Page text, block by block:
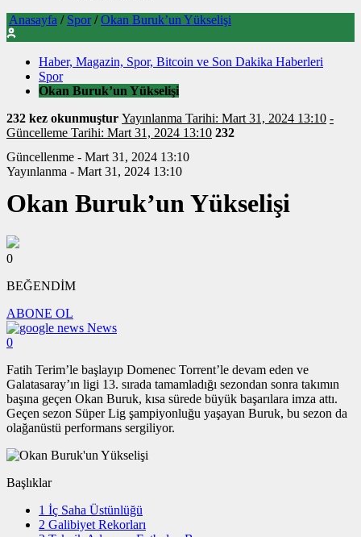
Anasayfa / Spor / Okan Buruk’un Yükselişi
Haber, Magazin, Spor, Bitcoin ve Son Dakika Haberleri
Spor
Okan Buruk’un Yükselişi
232 kez okunmuştur Yayınlanma Tarihi: Mart 31, 2024 13:10 -
Güncelleme Tarihi: Mart 31, 2024 13:10 232
Güncellenme - Mart 31, 2024 13:10
Yayınlanma - Mart 31, 2024 13:10
Okan Buruk’un Yükselişi
0
BEĞENDİM
ABONE OL
News
0
Fatih Terim’le başlayıp Domenec Torrent’le devam eden ve
Galatasaray’ın ligi 13. sırada tamamladığı sezondan sonra takımın
başına geçen Okan Buruk, kısa sürede büyük başarılara imza attı.
Geçen sezon Süper Lig şampiyonluğu yaşayan Buruk, bu sezon da
olağanüstü performans sergiliyor.
Başlıklar
1 İç Saha Üstünlüğü
2 Galibiyet Rekorları